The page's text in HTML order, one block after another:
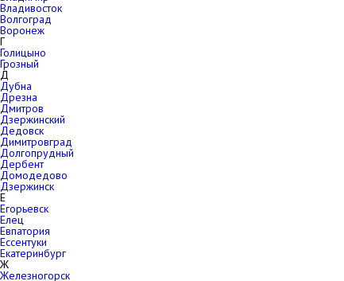
Владивосток
Волгоград
Воронеж
Г
Голицыно
Грозный
Д
Дубна
Дрезна
Дмитров
Дзержинский
Дедовск
Димитровград
Долгопрудный
Дербент
Домодедово
Дзержинск
Е
Егорьевск
Елец
Евпатория
Ессентуки
Екатеринбург
Ж
Железногорск